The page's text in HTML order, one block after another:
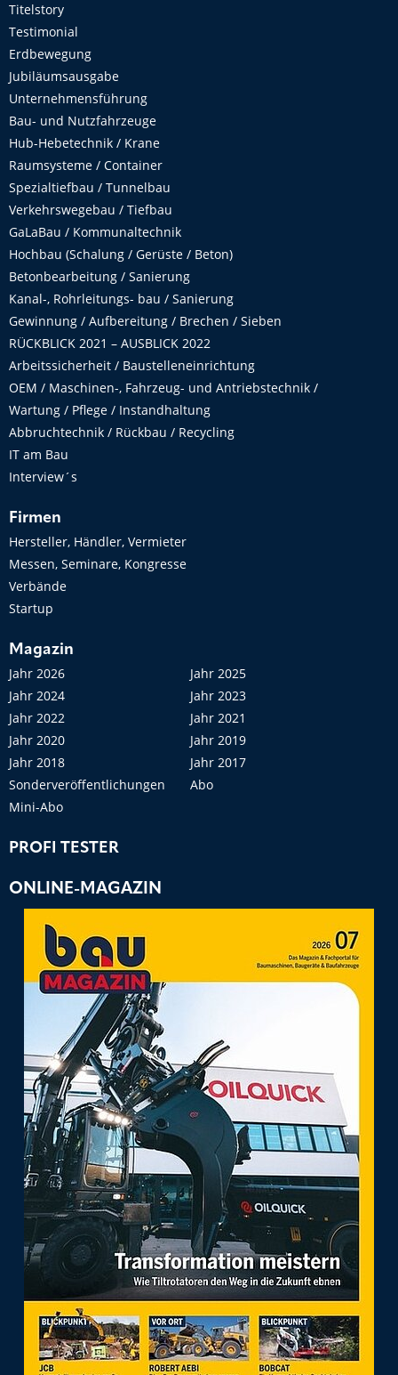
Titelstory
Testimonial
Erdbewegung
Jubiläumsausgabe
Unternehmensführung
Bau- und Nutzfahrzeuge
Hub-Hebetechnik / Krane
Raumsysteme / Container
Spezialtiefbau / Tunnelbau
Verkehrswegebau / Tiefbau
GaLaBau / Kommunaltechnik
Hochbau (Schalung / Gerüste / Beton)
Betonbearbeitung / Sanierung
Kanal-, Rohrleitungs- bau / Sanierung
Gewinnung / Aufbereitung / Brechen / Sieben
RÜCKBLICK 2021 – AUSBLICK 2022
Arbeitssicherheit / Baustelleneinrichtung
OEM / Maschinen-, Fahrzeug- und Antriebstechnik /
Wartung / Pflege / Instandhaltung
Abbruchtechnik / Rückbau / Recycling
IT am Bau
Interview´s
Firmen
Hersteller, Händler, Vermieter
Messen, Seminare, Kongresse
Verbände
Startup
Magazin
Jahr 2026
Jahr 2025
Jahr 2024
Jahr 2023
Jahr 2022
Jahr 2021
Jahr 2020
Jahr 2019
Jahr 2018
Jahr 2017
Sonderveröffentlichungen
Abo
Mini-Abo
PROFI TESTER
ONLINE-MAGAZIN